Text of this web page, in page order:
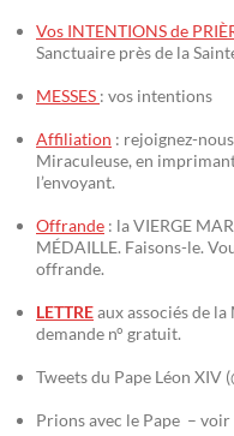
Vos INTENTIONS de
Sanctuaire près de la
MESSES : vos intentions
Affiliation : rejoignez-
Miraculeuse, en
l’envoyant.
Offrande : la VIERGE
MÉDAILLE. Faisons-le.
offrande.
LETTREaux associés de
demande n° gratuit.
Tweets du Pape Léon XIV
Prions avec le Pape – voir